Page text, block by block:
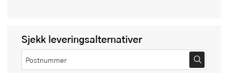
Sjekk leveringsalternativer